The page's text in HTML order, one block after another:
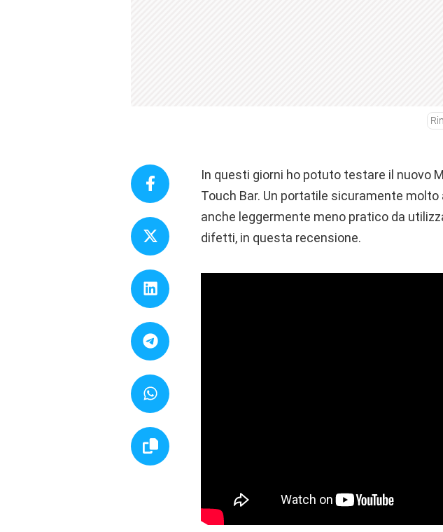
In questi giorni ho potuto testare il nuovo
Touch Bar. Un portatile sicuramente
anche leggermente meno pratico da
difetti, in questa recensione.